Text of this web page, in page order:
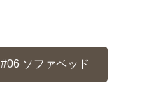
#06 ソファベッド